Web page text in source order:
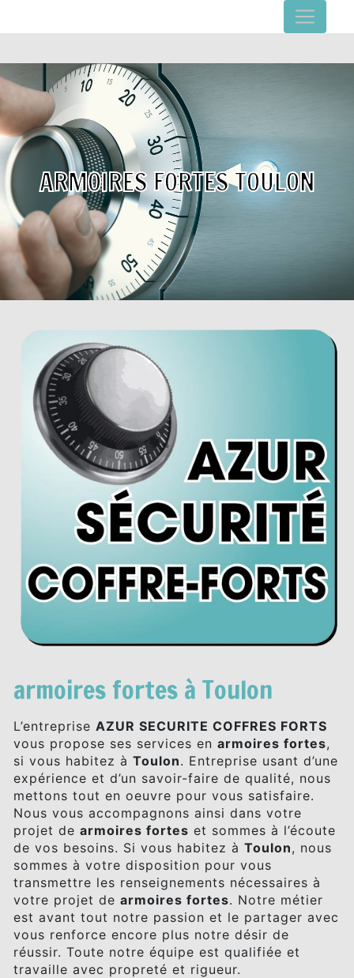
ARMOIRES FORTES TOULON
armoires fortes à Toulon
L’entreprise AZUR SECURITE COFFRES FORTS
vous propose ses services en armoires fortes,
si vous habitez à Toulon. Entreprise usant d’une
expérience et d’un savoir-faire de qualité, nous
mettons tout en oeuvre pour vous satisfaire.
Nous vous accompagnons ainsi dans votre
projet de armoires fortes et sommes à l’écoute
de vos besoins. Si vous habitez à Toulon, nous
sommes à votre disposition pour vous
transmettre les renseignements nécessaires à
votre projet de armoires fortes. Notre métier
est avant tout notre passion et le partager avec
vous renforce encore plus notre désir de
réussir. Toute notre équipe est qualifiée et
travaille avec propreté et rigueur.